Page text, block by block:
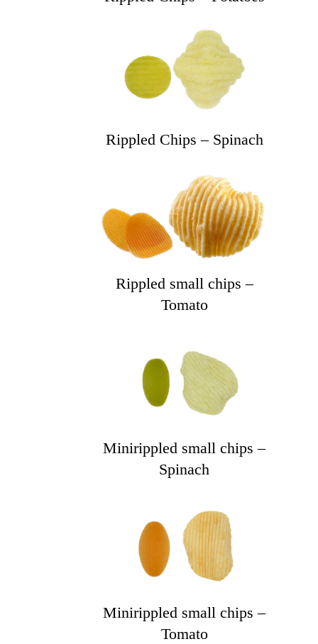
Rippled Chips – Spinach
Rippled small chips –
Tomato
Minirippled small chips –
Spinach
Minirippled small chips –
Tomato